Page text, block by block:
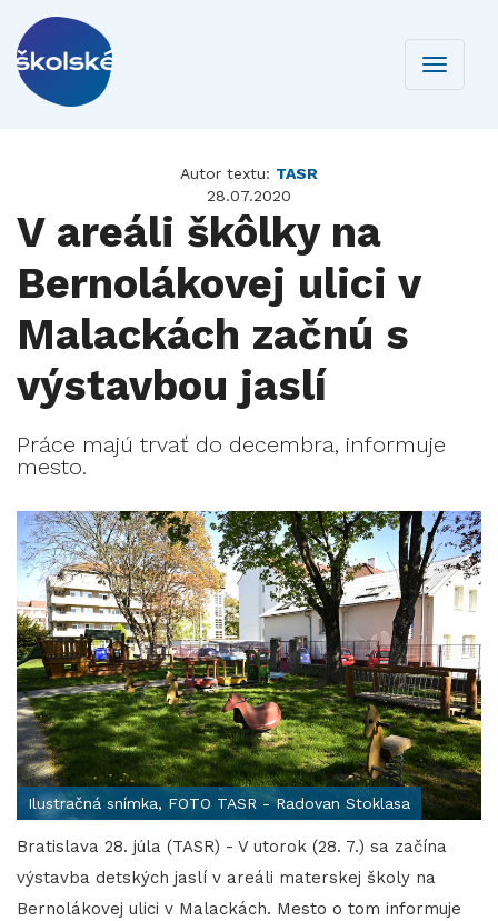
Toggle
Autor textu: TASR
28.07.2020
V areáli škôlky na
Bernolákovej ulici v
Malackách začnú s
výstavbou jaslí
Práce majú trvať do decembra, informuje
mesto.
Ilustračná snímka, FOTO TASR - Radovan Stoklasa
Bratislava 28. júla (TASR) - V utorok (28. 7.) sa začína
výstavba detských jaslí v areáli materskej školy na
Bernolákovej ulici v Malackách. Mesto o tom informuje